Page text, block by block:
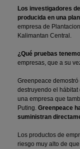
Los investigadores
producida en una
empresa de
Kalimantan Central.
¿Qué pruebas
empresas, que a su
Greenpeace
destruyendo el
una empresa que
Puting. Greenpeace
suministran
Los productos de
riesgo muy alto de